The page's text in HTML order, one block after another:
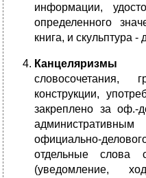
информации,
определенного
книга, и скульптура -
Канцеляризмы
словосочетания,
конструкции,
закреплено за оф.-
официально-
отдельные слова
(уведомление,